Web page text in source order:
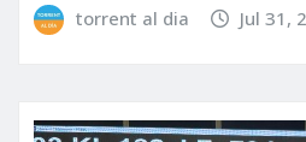
torrent al dia Jul 31,